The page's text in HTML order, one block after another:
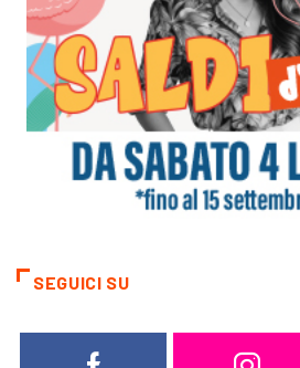
SEGUICI SU